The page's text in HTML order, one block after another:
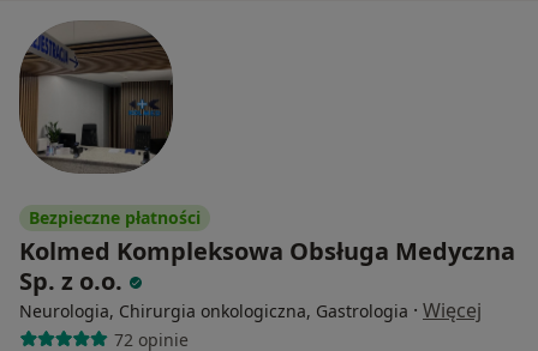
Bezpieczne płatności
Kolmed Kompleksowa Obsługa Medyczna
Sp. z o.o.
Neurologia, Chirurgia onkologiczna, Gastrologia · Więcej
72 opinie